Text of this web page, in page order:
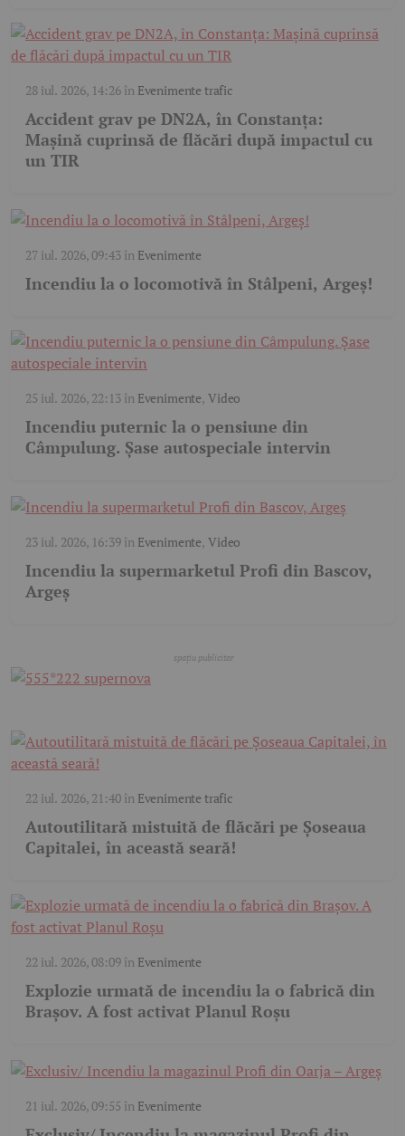
28 iul. 2026, 14:26în Evenimente trafic
Accident grav pe DN2A, în Constanța:
Mașină cuprinsă de flăcări după impactul cu
un TIR
27 iul. 2026, 09:43în Evenimente
Incendiu la o locomotivă în Stâlpeni, Argeș!
25 iul. 2026, 22:13în Evenimente,Video
Incendiu puternic la o pensiune din
Câmpulung. Șase autospeciale intervin
23 iul. 2026, 16:39în Evenimente,Video
Incendiu la supermarketul Profi din Bascov,
Argeș
22 iul. 2026, 21:40în Evenimente trafic
Autoutilitară mistuită de flăcări pe Șoseaua
Capitalei, în această seară!
22 iul. 2026, 08:09în Evenimente
Explozie urmată de incendiu la o fabrică din
Brașov. A fost activat Planul Roșu
21 iul. 2026, 09:55 în Evenimente